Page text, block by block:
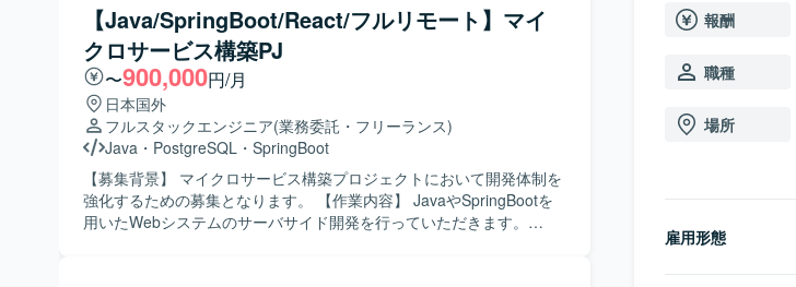
【Java/SpringBoot/React/フルリモート】マイ
クロサービス構築PJ
〜900,000円/月
日本国外
フルスタックエンジニア(業務委託・フリーランス)
Java ・ PostgreSQL ・ SpringBoot
【募集背景】 マイクロサービス構築プロジェクトにおいて開発体制を
強化するための募集となります。 【作業内容】 JavaやSpringBootを
用いたWebシステムのサーバサイド開発を行っていただきます。
報酬
職種
場所
雇用形態